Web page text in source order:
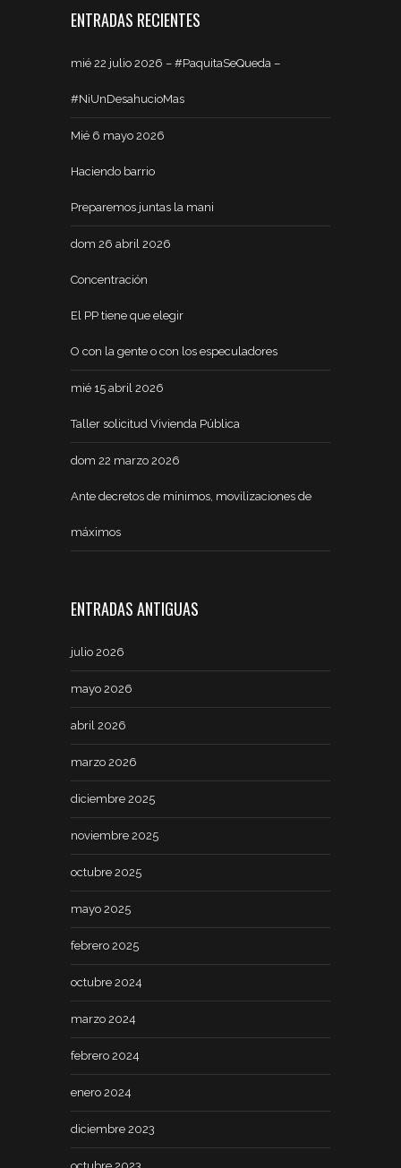
ENTRADAS RECIENTES
mié 22 julio 2026 – #PaquitaSeQueda –
#NiUnDesahucioMas
Mié 6 mayo 2026
Haciendo barrio
Preparemos juntas la mani
dom 26 abril 2026
Concentración
El PP tiene que elegir
O con la gente o con los especuladores
mié 15 abril 2026
Taller solicitud Vivienda Pública
dom 22 marzo 2026
Ante decretos de mínimos, movilizaciones de
máximos
ENTRADAS ANTIGUAS
julio 2026
mayo 2026
abril 2026
marzo 2026
diciembre 2025
noviembre 2025
octubre 2025
mayo 2025
febrero 2025
octubre 2024
marzo 2024
febrero 2024
enero 2024
diciembre 2023